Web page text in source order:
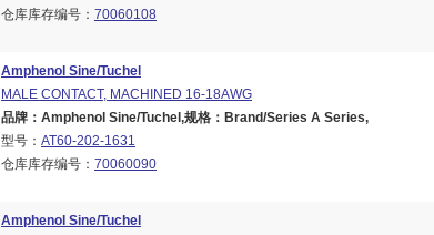
仓库库存编号： 70060108
Amphenol Sine/Tuchel
MALE CONTACT, MACHINED 16-18AWG
品牌：Amphenol Sine/Tuchel,规格：Brand/Series A Series,
型号： AT60-202-1631
仓库库存编号： 70060090
Amphenol Sine/Tuchel